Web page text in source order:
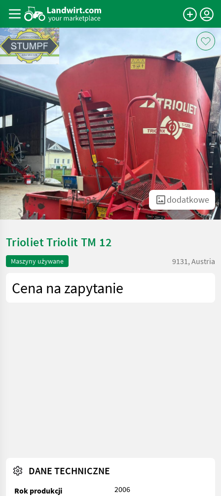
dodatkowe
Trioliet Triolit TM 12
Maszyny używane 9131, Austria
Cena na zapytanie
DANE TECHNICZNE
Rok produkcji
2006